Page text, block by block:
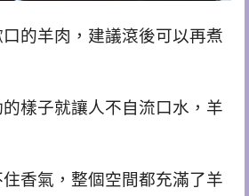
的羊肉，建議滾後可以再煮
樣子就讓人不自流口水，羊
香氣，整個空間都充滿了羊